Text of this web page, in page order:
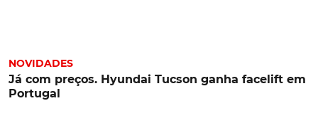
NOVIDADES
Já com preços. Hyundai Tucson ganha facelift em
Portugal